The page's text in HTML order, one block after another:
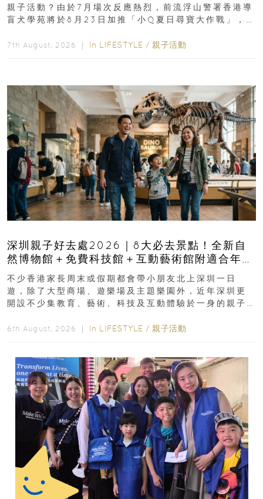
親子活動？由於7月場次反應熱烈，前流浮山警署香港導
盲犬學苑將於8月23日加推「小Q夏日尋寶大作戰」，家
7th August, 2026 ｜ In LIFESTYLE / 親子活動
深圳親子好去處2026｜8大必去景點！全新自
然博物館＋免費科技館＋互動藝術館附適合年
齡、交通、門票、開放時間
不少香港家長周末或假期都會帶小朋友北上深圳一日
遊，除了大型商場、遊樂場及主題樂園外，近年深圳更
開設不少集教育、藝術、科技及互動體驗於一身的親子
6th August, 2026 ｜ In LIFESTYLE / 親子活動